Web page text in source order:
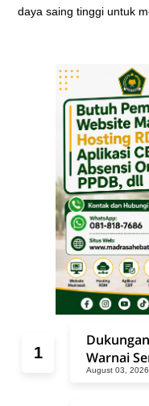
daya saing tinggi untuk
Warnai
Madrasah
August 03, 2026